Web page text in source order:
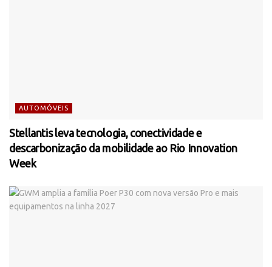
AUTOMÓVEIS
Stellantis leva tecnologia, conectividade e
descarbonização da mobilidade ao Rio Innovation
Week